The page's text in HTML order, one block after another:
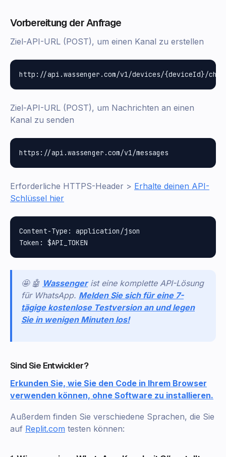
Vorbereitung der Anfrage
Ziel-API-URL (POST), um einen Kanal zu erstellen
Ziel-API-URL (POST), um Nachrichten an einen
Kanal zu senden
Erforderliche HTTPS-Header > Erhalte deinen API-
Schlüssel hier
Content-Type: application/json
🤩 🤖 Wassenger ist eine komplette API-Lösung
für WhatsApp. Melden Sie sich für eine 7-
tägige kostenlose Testversion an und legen
Sie in wenigen Minuten los!
Sind Sie Entwickler?
Erkunden Sie, wie Sie den Code in Ihrem Browser
verwenden können, ohne Software zu installieren.
Außerdem finden Sie verschiedene Sprachen, die Sie
auf Replit.com testen können: